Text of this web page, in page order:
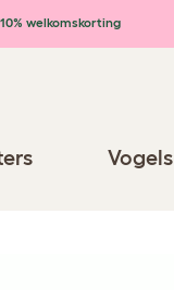
10% welkomskorting
Vogels